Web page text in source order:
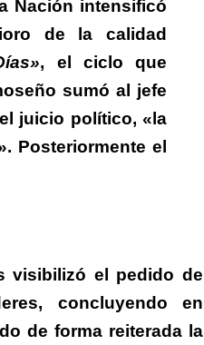
Nación intensificó
de la calidad
, el ciclo que
sumó al jefe
juicio político, «la
Posteriormente el
visibilizó el pedido de
concluyendo en
de forma reiterada la